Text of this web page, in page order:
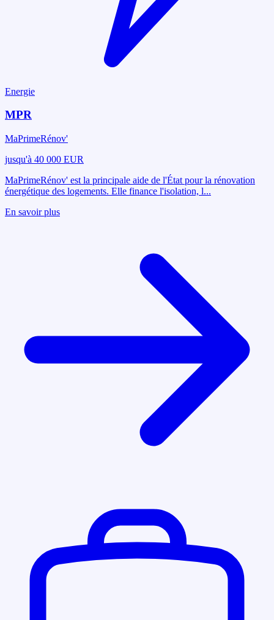
Energie
MPR
MaPrimeRénov'
jusqu'à 40 000 EUR
MaPrimeRénov' est la principale aide de l'État pour la rénovation
énergétique des logements. Elle finance l'isolation, l...
En savoir plus